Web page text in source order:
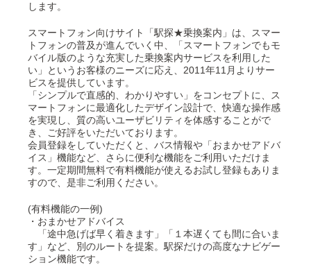
します。
スマートフォン向けサイト「駅探★乗換案内」は、スマー
トフォンの普及が進んでいく中、「スマートフォンでもモ
バイル版のような充実した乗換案内サービスを利用した
い」というお客様のニーズに応え、2011年11月よりサー
ビスを提供しています。
「シンプルで直感的、わかりやすい」をコンセプトに、ス
マートフォンに最適化したデザイン設計で、快適な操作感
を実現し、質の高いユーザビリティを体感することがで
き、ご好評をいただいております。
会員登録をしていただくと、バス情報や「おまかせアドバ
イス」機能など、さらに便利な機能をご利用いただけま
す。一定期間無料で有料機能が使えるお試し登録もありま
すので、是非ご利用ください。
(有料機能の一例)
・おまかせアドバイス
「途中急げば早く着きます」「１本遅くても間に合いま
す」など、別のルートを提案。駅探だけの高度なナビゲー
ション機能です。